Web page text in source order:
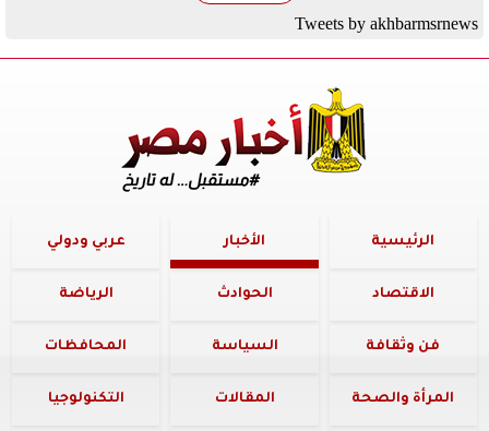
Tweets by akhbarmsrnews
الرئيسية الأخبار عربي ودولي
الاقتصاد الحوادث الرياضة
فن وثقافة السياسة المحافظات
المرأة والصحة المقالات التكنولوجيا